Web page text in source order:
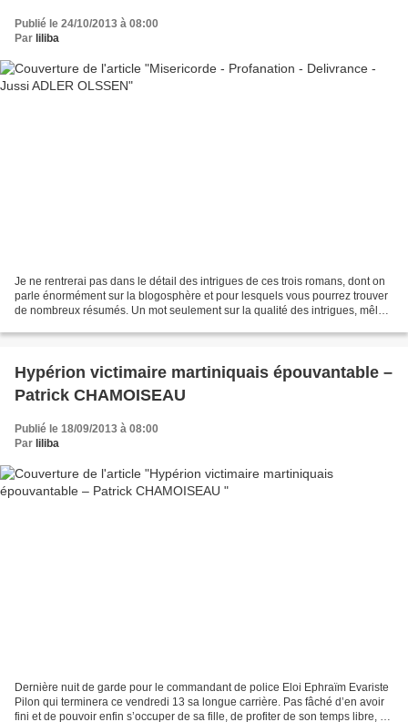
Publié le 24/10/2013 à 08:00
Par liliba
Je ne rentrerai pas dans le détail des intrigues de ces trois romans, dont on
parle énormément sur la blogosphère et pour lesquels vous pourrez trouver
de nombreux résumés. Un mot seulement sur la qualité des intrigues, mêlant
Hypérion victimaire martiniquais épouvantable –
Patrick CHAMOISEAU
Publié le 18/09/2013 à 08:00
Par liliba
Dernière nuit de garde pour le commandant de police Eloi Ephraïm Evariste
Pilon qui terminera ce vendredi 13 sa longue carrière. Pas fâché d’en avoir
fini et de pouvoir enfin s’occuper de sa fille, de profiter de son temps libre, de